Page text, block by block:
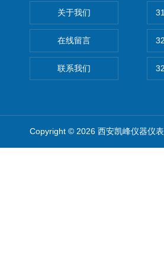
关于我们
在线留言
联系我们
Copyright © 2026 西安凯峰仪器仪